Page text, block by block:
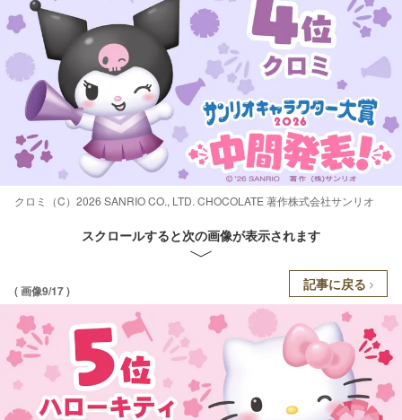
クロミ（C）2026 SANRIO CO., LTD. CHOCOLATE 著作株式会社サンリオ
スクロールすると次の画像が表示されます
( 画像9/17 ) 記事に戻る